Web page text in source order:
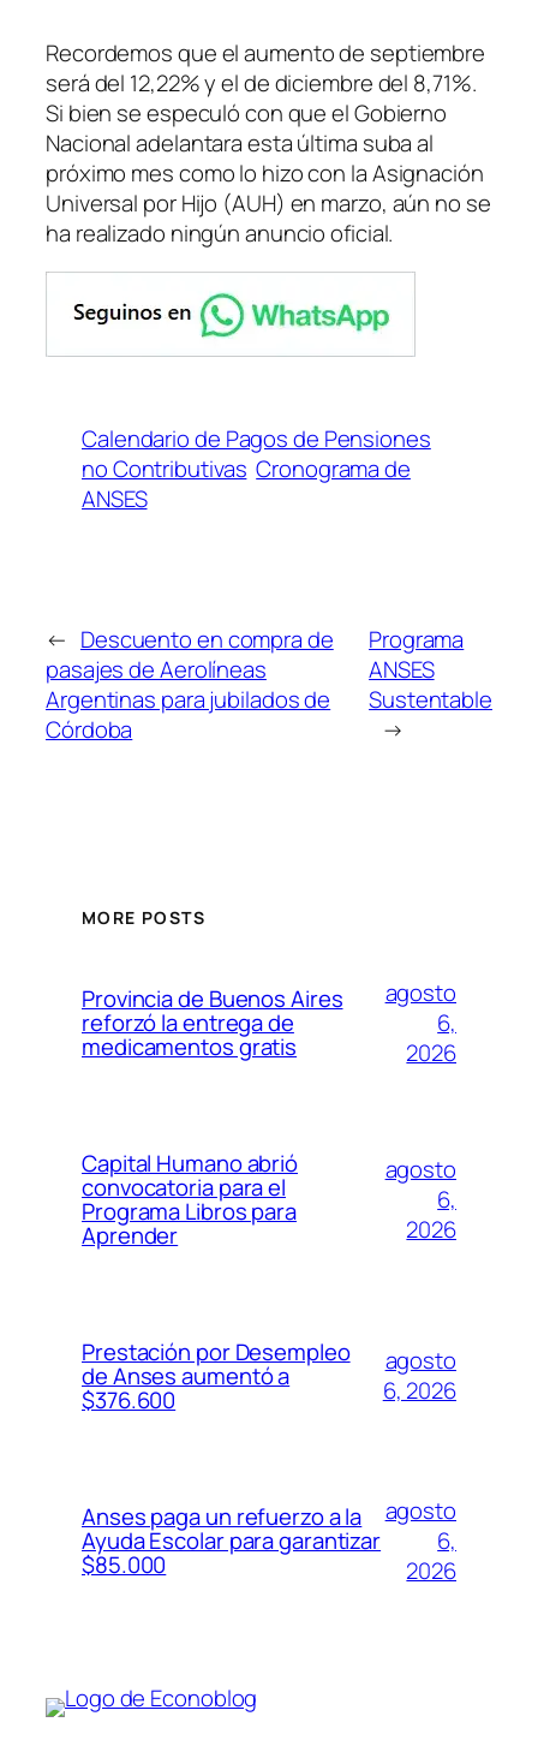
Recordemos que el aumento de septiembre
será del 12,22% y el de diciembre del 8,71%.
Si bien se especuló con que el Gobierno
Nacional adelantara esta última suba al
próximo mes como lo hizo con la Asignación
Universal por Hijo (AUH) en marzo, aún no se
ha realizado ningún anuncio oficial.
Calendario de Pagos de Pensiones
no Contributivas Cronograma de
ANSES
← Descuento en compra de
pasajes de Aerolíneas
Argentinas para jubilados de
Córdoba
Programa
ANSES
Sustentable
→
MORE POSTS
Provincia de Buenos Aires
reforzó la entrega de
medicamentos gratis
agosto
6,
2026
Capital Humano abrió
convocatoria para el
Programa Libros para
Aprender
agosto
6,
2026
Prestación por Desempleo
de Anses aumentó a
$376.600
agosto
6, 2026
Anses paga un refuerzo a la
Ayuda Escolar para garantizar
$85.000
agosto
6,
2026